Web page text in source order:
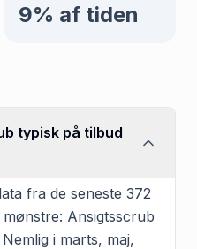
9% af tiden
typisk på tilbud
fra de seneste 372
Ansigtsscrub
i marts, maj,